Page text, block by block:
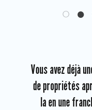
Vous avez déjà
de propriétés
la en une